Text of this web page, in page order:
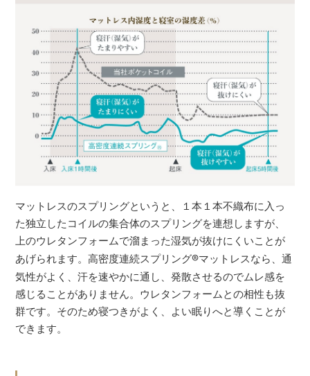
マットレスのスプリングというと、１本１本不織布に入っ
た独立したコイルの集合体のスプリングを連想しますが、
上のウレタンフォームで溜まった湿気が抜けにくいことが
あげられます。高密度連続スプリング®マットレスなら、通
気性がよく、汗を速やかに通し、発散させるのでムレ感を
感じることがありません。ウレタンフォームとの相性も抜
群です。そのため寝つきがよく、よい眠りへと導くことが
できます。